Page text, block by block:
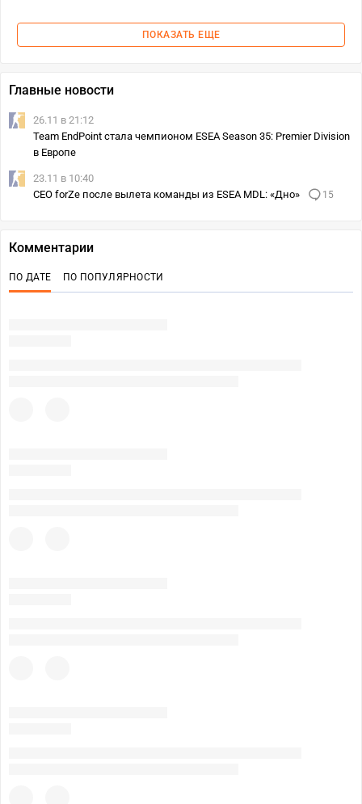
ПОКАЗАТЬ ЕЩЕ
Главные новости
26.11 в 21:12
Team EndPoint стала чемпионом ESEA Season 35: Premier Division
в Европе
23.11 в 10:40
CEO forZe после вылета команды из ESEA MDL: «Дно»
15
Комментарии
ПО ДАТЕ ПО ПОПУЛЯРНОСТИ